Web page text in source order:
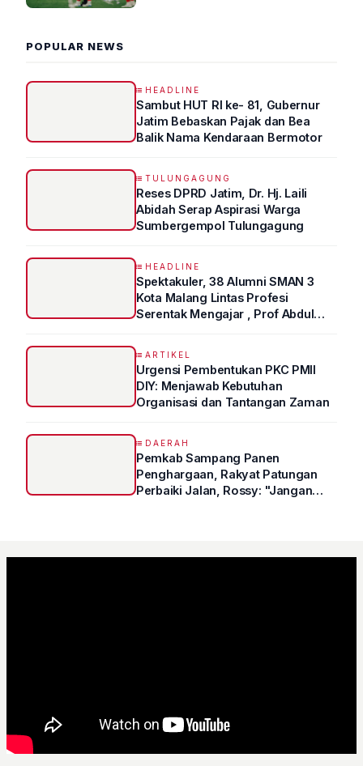
POPULAR NEWS
HEADLINE
Sambut HUT RI ke- 81, Gubernur
Jatim Bebaskan Pajak dan Bea
Balik Nama Kendaraan Bermotor
TULUNGAGUNG
Reses DPRD Jatim, Dr. Hj. Laili
Abidah Serap Aspirasi Warga
Sumbergempol Tulungagung
HEADLINE
Spektakuler, 38 Alumni SMAN 3
Kota Malang Lintas Profesi
Serentak Mengajar , Prof Abdul
ARTIKEL
Urgensi Pembentukan PKC PMII
DIY: Menjawab Kebutuhan
Organisasi dan Tantangan Zaman
DAERAH
Pemkab Sampang Panen
Penghargaan, Rakyat Patungan
Perbaiki Jalan, Rossy: "Jangan